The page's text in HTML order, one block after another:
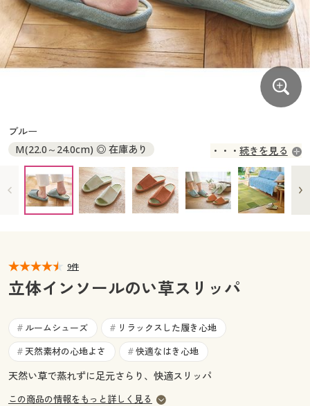
ジュニア・ティーンズ下着
大きいサイズ レディース服
大きいサイズ レディース下着
大きいサイズ 事務・制服
バーゲンセール
シークレットセール
詳細検索
商品カテゴリ一覧
カタログ・チラシからのご注文
デジタルカタログ
カタログ無料プレゼント
マイページ
お気に入り
サポート
大きいサイズ レディース下着
大きいサイズ メンズ
シークレットセール
商品カテゴリ一覧
カタログ
カタログ無料プレゼント
会員メニュー
閲覧履歴
サポート
ご利用ガイド
ブルー
M(22.0～24.0cm) ◎ 在庫あり
L(25.0～27.0cm) ◎ 在庫あり
続きを見る
9件
立体インソールのい草スリッパ
# ルームシューズ # リラックスした履き心地
# 天然素材の心地よさ # 快適なはき心地
天然い草で蒸れずに足元さらり、快適スリッパ
この商品の情報をもっと詳しく見る